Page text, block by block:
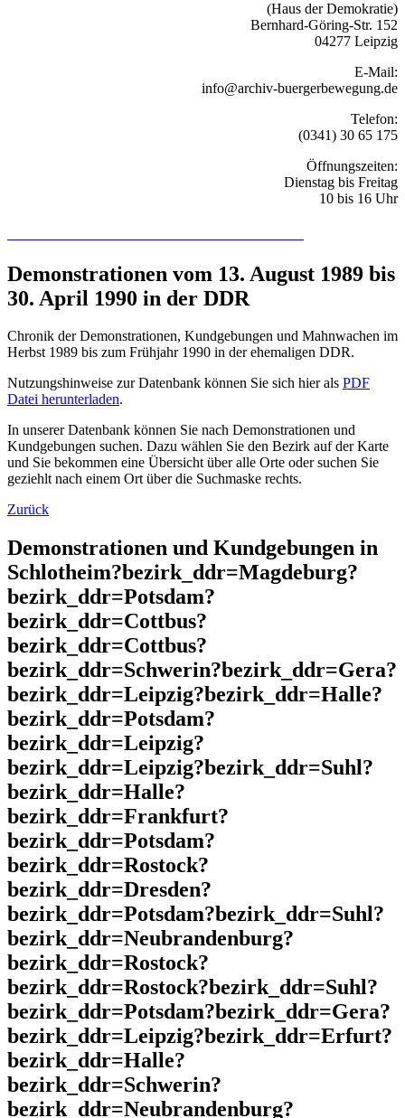
(Haus der Demokratie)
Bernhard-Göring-Str. 152
04277 Leipzig
E-Mail:
info@archiv-buergerbewegung.de
Telefon:
(0341) 30 65 175
Öffnungszeiten:
Dienstag bis Freitag
10 bis 16 Uhr
Demonstrationen vom 13. August 1989 bis
30. April 1990 in der DDR
Chronik der Demonstrationen, Kundgebungen und Mahnwachen im
Herbst 1989 bis zum Frühjahr 1990 in der ehemaligen DDR.
Nutzungshinweise zur Datenbank können Sie sich hier als PDF
Datei herunterladen.
In unserer Datenbank können Sie nach Demonstrationen und
Kundgebungen suchen. Dazu wählen Sie den Bezirk auf der Karte
und Sie bekommen eine Übersicht über alle Orte oder suchen Sie
geziehlt nach einem Ort über die Suchmaske rechts.
Zurück
Demonstrationen und Kundgebungen in
Schlotheim?bezirk_ddr=Magdeburg?
bezirk_ddr=Potsdam?
bezirk_ddr=Cottbus?
bezirk_ddr=Cottbus?
bezirk_ddr=Schwerin?bezirk_ddr=Gera?
bezirk_ddr=Leipzig?bezirk_ddr=Halle?
bezirk_ddr=Potsdam?
bezirk_ddr=Leipzig?
bezirk_ddr=Leipzig?bezirk_ddr=Suhl?
bezirk_ddr=Halle?
bezirk_ddr=Frankfurt?
bezirk_ddr=Potsdam?
bezirk_ddr=Rostock?
bezirk_ddr=Dresden?
bezirk_ddr=Potsdam?bezirk_ddr=Suhl?
bezirk_ddr=Neubrandenburg?
bezirk_ddr=Rostock?
bezirk_ddr=Rostock?bezirk_ddr=Suhl?
bezirk_ddr=Potsdam?bezirk_ddr=Gera?
bezirk_ddr=Leipzig?bezirk_ddr=Erfurt?
bezirk_ddr=Halle?
bezirk_ddr=Schwerin?
bezirk_ddr=Neubrandenburg?